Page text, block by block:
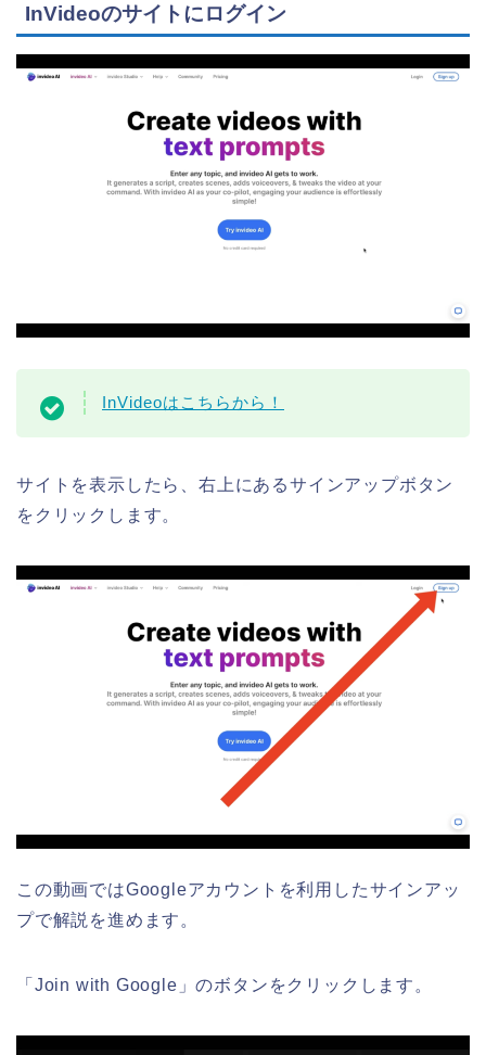
InVideoのサイトにログイン
InVideoはこちらから！
サイトを表示したら、右上にあるサインアップボタン
をクリックします。
この動画ではGoogleアカウントを利用したサインアッ
プで解説を進めます。
「Join with Google」のボタンをクリックします。